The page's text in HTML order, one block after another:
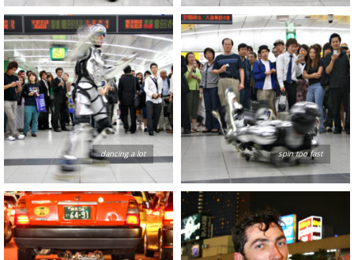
dancing a lot spin too fast